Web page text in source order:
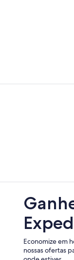
Economize em
nossas ofertas